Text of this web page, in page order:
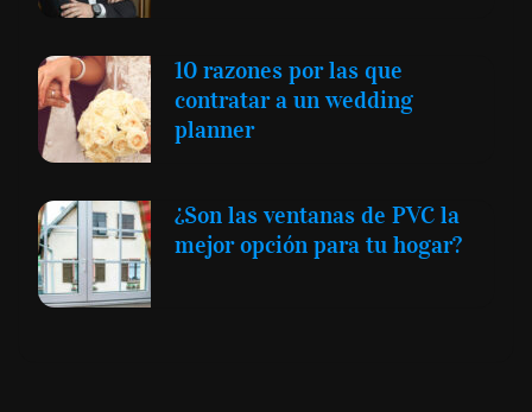
10 razones por las que
contratar a un wedding
planner
¿Son las ventanas de PVC la
mejor opción para tu hogar?